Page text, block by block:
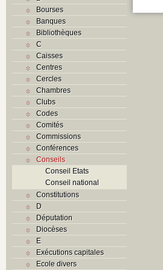
Bourses
Banques
Bibliothèques
C
Caisses
Centres
Cercles
Chambres
Clubs
Codes
Comités
Commissions
Conférences
Conseils
Conseil Etats
Conseil national
Constitutions
D
Députation
Diocèses
E
Exécutions capitales
Ecole divers